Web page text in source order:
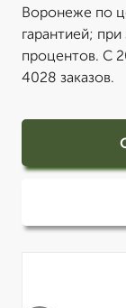
Воронеже по
гарантией;
процентов. С
4028 заказов.